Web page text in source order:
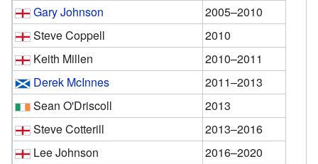
Gary Johnson
2005–2010
Steve Coppell
2010
Keith Millen
2010–2011
Derek McInnes
2011–2013
Sean O'Driscoll
2013
Steve Cotterill
2013–2016
Lee Johnson
2016–2020